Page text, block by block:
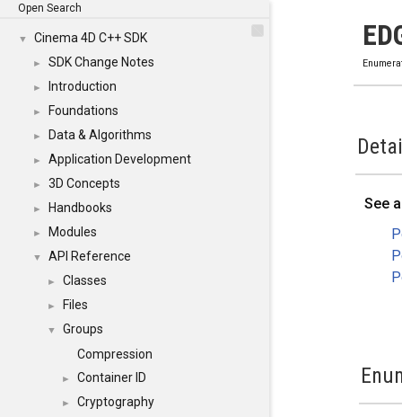
Open Search
▼ Cinema 4D C++ SDK
► SDK Change Notes
► Introduction
► Foundations
► Data & Algorithms
► Application Development
► 3D Concepts
► Handbooks
► Modules
▼ API Reference
► Classes
► Files
▼
Groups
Compression
► Container ID
► Cryptography
See